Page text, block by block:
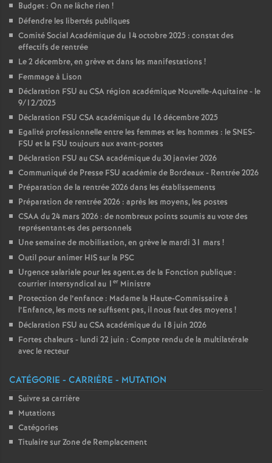
Budget : On ne lâche rien !
Défendre les libertés publiques
Comité Social Académique du 14 octobre 2025 : constat des
effectifs de rentrée
Le 2 décembre, en grève et dans les manifestations !
Femmage à Lison
Déclaration FSU au CSA région académique Nouvelle-Aquitaine - le
9/12/2025
Déclaration FSU CSA académique du 16 décembre 2025
Egalité professionnelle entre les femmes et les hommes : le SNES-
FSU et la FSU toujours aux avant-postes
Déclaration FSU au CSA académique du 30 janvier 2026
Communiqué de Presse FSU académie de Bordeaux - Rentrée 2026
Préparation de la rentrée 2026 dans les établissements
Préparation de rentrée 2026 : après les moyens, les postes
CSAA du 24 mars 2026 : de nombreux points soumis au vote des
représentant·es des personnels
Une semaine de mobilisation, en grève le mardi 31 mars !
Outil pour animer HIS sur la PSC
Urgence salariale pour les agent.es de la Fonction publique :
courrier intersyndical au 1 er Ministre
Protection de l’enfance : Madame la Haute-Commissaire à
l’Enfance, les mots ne suffisent pas, il nous faut des moyens !
Déclaration FSU au CSA académique du 18 juin 2026
Fortes chaleurs - lundi 22 juin : Compte rendu de la multilatérale
avec le recteur
CATÉGORIE - CARRIÈRE - MUTATION
Suivre sa carrière
Mutations
Catégories
Titulaire sur Zone de Remplacement